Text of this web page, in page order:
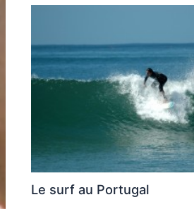
Le surf au Portugal